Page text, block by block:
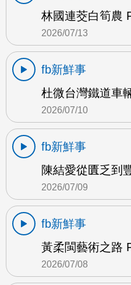
林國連茭白筍農
2026/07/13
fb新鮮事
杜微台灣鐵道車
2026/07/10
fb新鮮事
陳結愛從匱乏到
2026/07/09
fb新鮮事
黃柔閩藝術之路
2026/07/08